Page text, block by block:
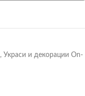
, Украси и декорации On-